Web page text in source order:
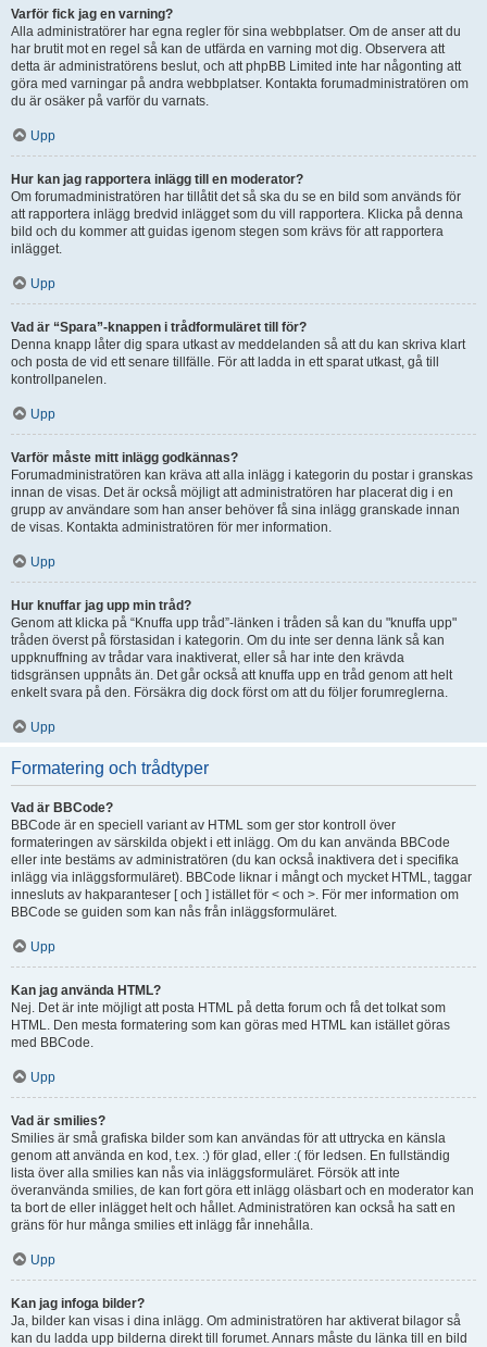
Varför fick jag en varning?
Alla administratörer har egna regler för sina webbplatser. Om de anser att du
har brutit mot en regel så kan de utfärda en varning mot dig. Observera att
detta är administratörens beslut, och att phpBB Limited inte har någonting att
göra med varningar på andra webbplatser. Kontakta forumadministratören om
du är osäker på varför du varnats.
Upp
Hur kan jag rapportera inlägg till en moderator?
Om forumadministratören har tillåtit det så ska du se en bild som används för
att rapportera inlägg bredvid inlägget som du vill rapportera. Klicka på denna
bild och du kommer att guidas igenom stegen som krävs för att rapportera
inlägget.
Upp
Vad är “Spara”-knappen i trådformuläret till för?
Denna knapp låter dig spara utkast av meddelanden så att du kan skriva klart
och posta de vid ett senare tillfälle. För att ladda in ett sparat utkast, gå till
kontrollpanelen.
Upp
Varför måste mitt inlägg godkännas?
Forumadministratören kan kräva att alla inlägg i kategorin du postar i granskas
innan de visas. Det är också möjligt att administratören har placerat dig i en
grupp av användare som han anser behöver få sina inlägg granskade innan
de visas. Kontakta administratören för mer information.
Upp
Hur knuffar jag upp min tråd?
Genom att klicka på “Knuffa upp tråd”-länken i tråden så kan du "knuffa upp"
tråden överst på förstasidan i kategorin. Om du inte ser denna länk så kan
uppknuffning av trådar vara inaktiverat, eller så har inte den krävda
tidsgränsen uppnåts än. Det går också att knuffa upp en tråd genom att helt
enkelt svara på den. Försäkra dig dock först om att du följer forumreglerna.
Upp
Formatering och trådtyper
Vad är BBCode?
BBCode är en speciell variant av HTML som ger stor kontroll över
formateringen av särskilda objekt i ett inlägg. Om du kan använda BBCode
eller inte bestäms av administratören (du kan också inaktivera det i specifika
inlägg via inläggsformuläret). BBCode liknar i mångt och mycket HTML, taggar
innesluts av hakparanteser [ och ] istället för < och >. För mer information om
BBCode se guiden som kan nås från inläggsformuläret.
Upp
Kan jag använda HTML?
Nej. Det är inte möjligt att posta HTML på detta forum och få det tolkat som
HTML. Den mesta formatering som kan göras med HTML kan istället göras
med BBCode.
Upp
Vad är smilies?
Smilies är små grafiska bilder som kan användas för att uttrycka en känsla
genom att använda en kod, t.ex. :) för glad, eller :( för ledsen. En fullständig
lista över alla smilies kan nås via inläggsformuläret. Försök att inte
överanvända smilies, de kan fort göra ett inlägg oläsbart och en moderator kan
ta bort de eller inlägget helt och hållet. Administratören kan också ha satt en
gräns för hur många smilies ett inlägg får innehålla.
Upp
Kan jag infoga bilder?
Ja, bilder kan visas i dina inlägg. Om administratören har aktiverat bilagor så
kan du ladda upp bilderna direkt till forumet. Annars måste du länka till en bild